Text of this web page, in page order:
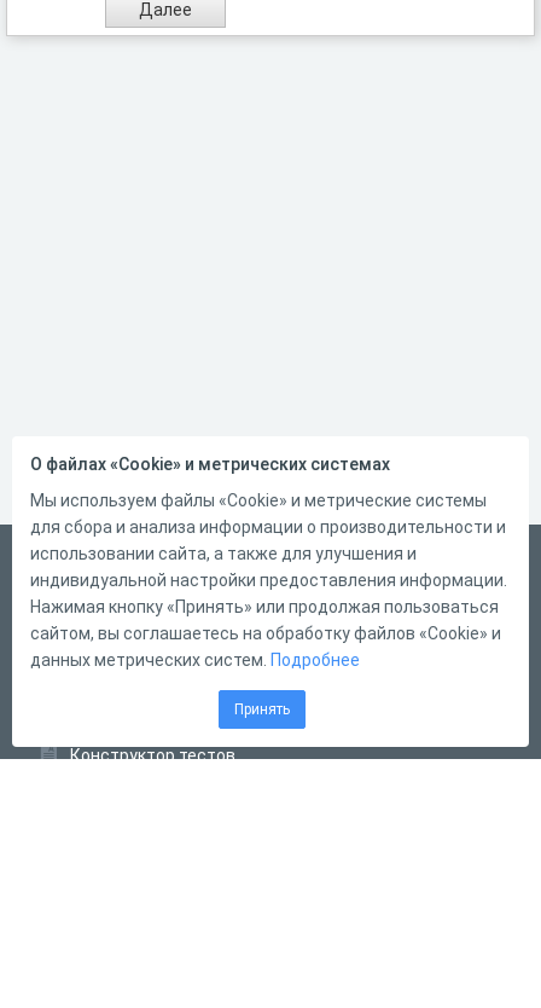
Русский
Справка
Форма обратной связи
Конструктор тестов
О файлах «Cookie» и метрических системах
Мы используем файлы «Cookie» и метрические системы
для сбора и анализа информации о производительности и
использовании сайта, а также для улучшения и
индивидуальной настройки предоставления информации.
Нажимая кнопку «Принять» или продолжая пользоваться
сайтом, вы соглашаетесь на обработку файлов «Cookie» и
данных метрических систем. Подробнее
Принять